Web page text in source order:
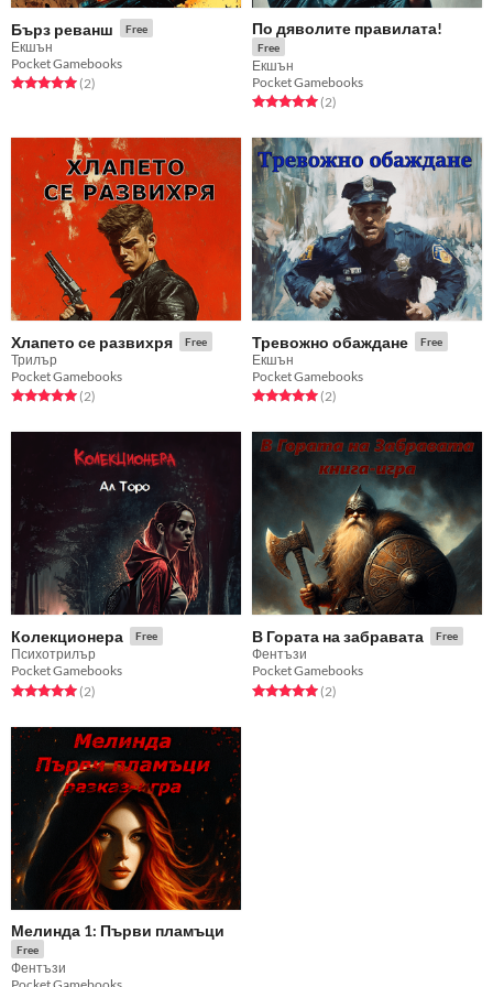
Бърз реванш Free
Екшън
Pocket Gamebooks
Rated 5.0 out of 5 stars
(2total ratings
)
По дяволите правилата!
Free
Екшън
Pocket Gamebooks
Rated 5.0 out of 5 stars
(2total ratings
)
Хлапето се развихря Free
Трилър
Pocket Gamebooks
Rated 5.0 out of 5 stars
(2total ratings
)
Тревожно обаждане Free
Екшън
Pocket Gamebooks
Rated 5.0 out of 5 stars
(2total ratings
)
Колекционера Free
Психотрилър
Pocket Gamebooks
Rated 5.0 out of 5 stars
(2total ratings
)
В Гората на забравата Free
Фентъзи
Pocket Gamebooks
Rated 5.0 out of 5 stars
(2total ratings
)
Мелинда 1: Първи пламъци
Free
Фентъзи